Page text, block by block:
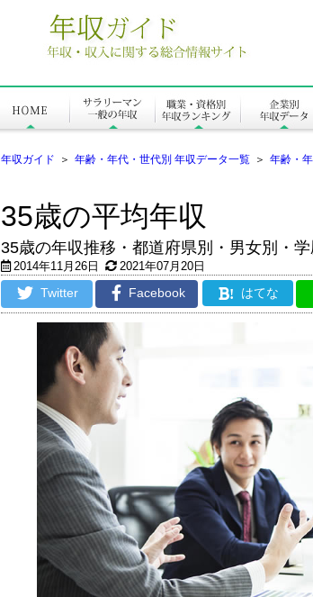
年収ガイド ＞ 年齢・年代・世代別 年収データ一覧 ＞ 年齢・
35歳の平均年収
35歳の年収推移・都道府県別・男女別・
2014年11月26日 2021年07月20日
Twitter Facebook ! はてな